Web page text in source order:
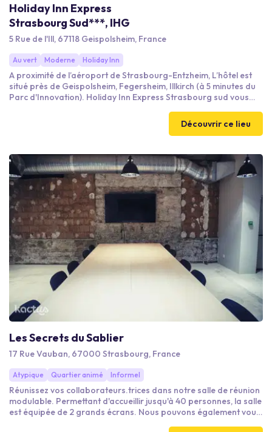
Holiday Inn Express
Strasbourg Sud***, IHG
5 Rue de l'Ill, 67118 Geispolsheim, France
Au vert Moderne Holiday Inn
A proximité de l’aéroport de Strasbourg-Entzheim, L’hôtel est
situé près de Geispolsheim, Fegersheim, Illkirch (à 5 minutes du
Parc d'Innovation). Holiday Inn Express Strasbourg sud vous
Découvrir ce lieu
Les Secrets du Sablier
17 Rue Vauban, 67000 Strasbourg, France
Atypique Quartier animé Informel
Réunissez vos collaborateurs.trices dans notre salle de réunion
modulable. Permettant d'accueillir jusqu'à 40 personnes, la salle
est équipée de 2 grands écrans. Nous pouvons également vous